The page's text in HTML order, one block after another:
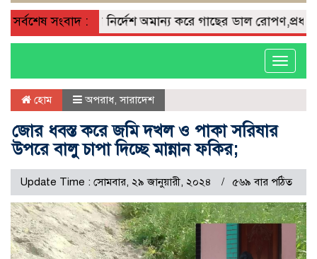
সর্বশেষ সংবাদ :
সরকারি নির্দেশ অমান্য করে গাছের ডাল রোপণ,প্রধান
Toggle
হোম অপরাধ,সারাদেশ
জোর ধবস্ত করে জমি দখল ও পাকা সরিষার
উপরে বালু চাপা দিচ্ছে মান্নান ফকির;
Update Time : সোমবার, ২৯ জানুয়ারী, ২০২৪ ৫৬৯ বার পঠিত